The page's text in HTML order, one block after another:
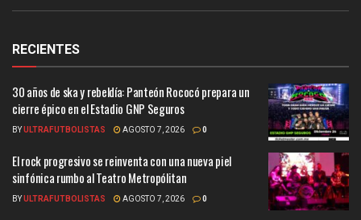
RECIENTES
30 años de ska y rebeldía: Panteón Rococó prepara un
cierre épico en el Estadio GNP Seguros
BYULTRAFUTBOLISTAS AGOSTO 7, 2026 0
El rock progresivo se reinventa con una nueva piel
sinfónica rumbo al Teatro Metropólitan
BYULTRAFUTBOLISTAS AGOSTO 7, 2026 0